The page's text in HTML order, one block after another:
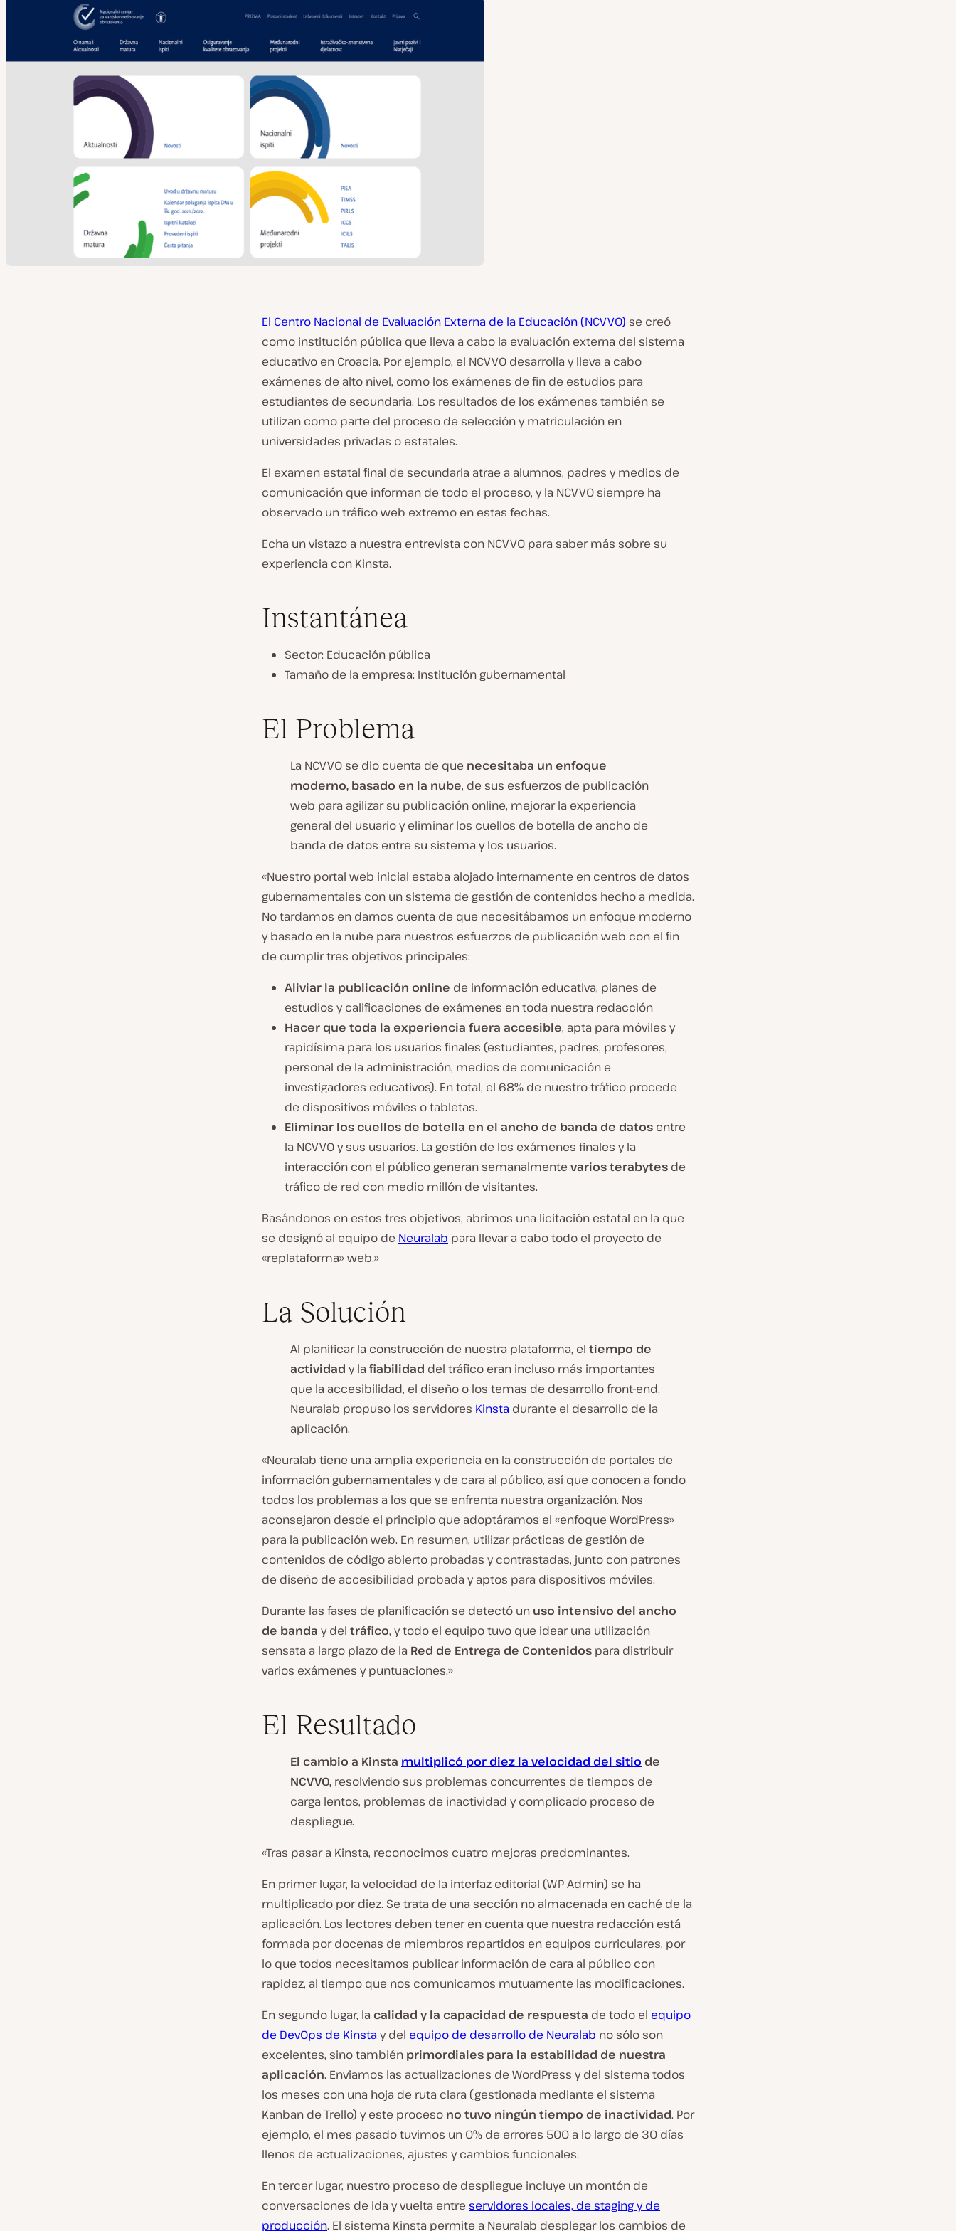
El Centro Nacional de Evaluación Externa de la Educación (NCVVO) se creó
como institución pública que lleva a cabo la evaluación externa del sistema
educativo en Croacia. Por ejemplo, el NCVVO desarrolla y lleva a cabo
exámenes de alto nivel, como los exámenes de fin de estudios para
estudiantes de secundaria. Los resultados de los exámenes también se
utilizan como parte del proceso de selección y matriculación en
universidades privadas o estatales.
El examen estatal final de secundaria atrae a alumnos, padres y medios de
comunicación que informan de todo el proceso, y la NCVVO siempre ha
observado un tráfico web extremo en estas fechas.
Echa un vistazo a nuestra entrevista con NCVVO para saber más sobre su
experiencia con Kinsta.
Instantánea
Sector: Educación pública
Tamaño de la empresa: Institución gubernamental
El Problema
La NCVVO se dio cuenta de que necesitaba un enfoque
moderno, basado en la nube, de sus esfuerzos de publicación
web para agilizar su publicación online, mejorar la experiencia
general del usuario y eliminar los cuellos de botella de ancho de
banda de datos entre su sistema y los usuarios.
«Nuestro portal web inicial estaba alojado internamente en centros de datos
gubernamentales con un sistema de gestión de contenidos hecho a medida.
No tardamos en darnos cuenta de que necesitábamos un enfoque moderno
y basado en la nube para nuestros esfuerzos de publicación web con el fin
de cumplir tres objetivos principales:
Aliviar la publicación online de información educativa, planes de
estudios y calificaciones de exámenes en toda nuestra redacción
Hacer que toda la experiencia fuera accesible, apta para móviles y
rapidísima para los usuarios finales (estudiantes, padres, profesores,
personal de la administración, medios de comunicación e
investigadores educativos). En total, el 68% de nuestro tráfico procede
de dispositivos móviles o tabletas.
Eliminar los cuellos de botella en el ancho de banda de datos entre
la NCVVO y sus usuarios. La gestión de los exámenes finales y la
interacción con el público generan semanalmente varios terabytes de
tráfico de red con medio millón de visitantes.
Basándonos en estos tres objetivos, abrimos una licitación estatal en la que
se designó al equipo de Neuralab para llevar a cabo todo el proyecto de
«replataforma» web.»
La Solución
Al planificar la construcción de nuestra plataforma, el tiempo de
actividad y la fiabilidad del tráfico eran incluso más importantes
que la accesibilidad, el diseño o los temas de desarrollo front-end.
Neuralab propuso los servidores Kinsta durante el desarrollo de la
aplicación.
«Neuralab tiene una amplia experiencia en la construcción de portales de
información gubernamentales y de cara al público, así que conocen a fondo
todos los problemas a los que se enfrenta nuestra organización. Nos
aconsejaron desde el principio que adoptáramos el «enfoque WordPress»
para la publicación web. En resumen, utilizar prácticas de gestión de
contenidos de código abierto probadas y contrastadas, junto con patrones
de diseño de accesibilidad probada y aptos para dispositivos móviles.
Durante las fases de planificación se detectó un uso intensivo del ancho
de banda y del tráfico, y todo el equipo tuvo que idear una utilización
sensata a largo plazo de la Red de Entrega de Contenidos para distribuir
varios exámenes y puntuaciones.»
El Resultado
El cambio a Kinsta multiplicó por diez la velocidad del sitio de
NCVVO, resolviendo sus problemas concurrentes de tiempos de
carga lentos, problemas de inactividad y complicado proceso de
despliegue.
«Tras pasar a Kinsta, reconocimos cuatro mejoras predominantes.
En primer lugar, la velocidad de la interfaz editorial (WP Admin) se ha
multiplicado por diez. Se trata de una sección no almacenada en caché de la
aplicación. Los lectores deben tener en cuenta que nuestra redacción está
formada por docenas de miembros repartidos en equipos curriculares, por
lo que todos necesitamos publicar información de cara al público con
rapidez, al tiempo que nos comunicamos mutuamente las modificaciones.
En segundo lugar, la calidad y la capacidad de respuesta de todo el equipo
de DevOps de Kinstay del equipo de desarrollo de Neuralab no sólo son
excelentes, sino también primordiales para la estabilidad de nuestra
aplicación. Enviamos las actualizaciones de WordPress y del sistema todos
los meses con una hoja de ruta clara (gestionada mediante el sistema
Kanban de Trello) y este proceso no tuvo ningún tiempo de inactividad. Por
ejemplo, el mes pasado tuvimos un 0% de errores 500 a lo largo de 30 días
llenos de actualizaciones, ajustes y cambios funcionales.
En tercer lugar, nuestro proceso de despliegue incluye un montón de
conversaciones de ida y vuelta entre servidores locales, de staging y de
producción. El sistema Kinsta permite a Neuralab desplegar los cambios de